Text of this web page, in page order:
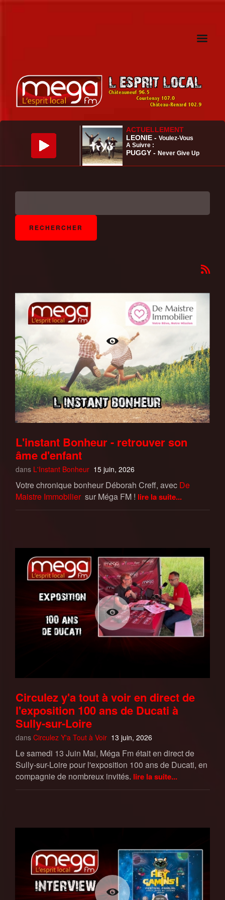
L'instant Bonheur - retrouver son
âme d'enfant
dans L'Instant Bonheur 15 juin, 2026
Votre chronique bonheur Déborah Creff, avec De
Maistre Immobilier sur Méga FM ! lire la suite...
Circulez y'a tout à voir en direct de
l'exposition 100 ans de Ducati à
Sully-sur-Loire
dans Circulez Y'a Tout à Voir 13 juin, 2026
Le samedi 13 Juin Mai, Méga Fm était en direct de
Sully-sur-Loire pour l'exposition 100 ans de Ducati, en
compagnie de nombreux invités. lire la suite...